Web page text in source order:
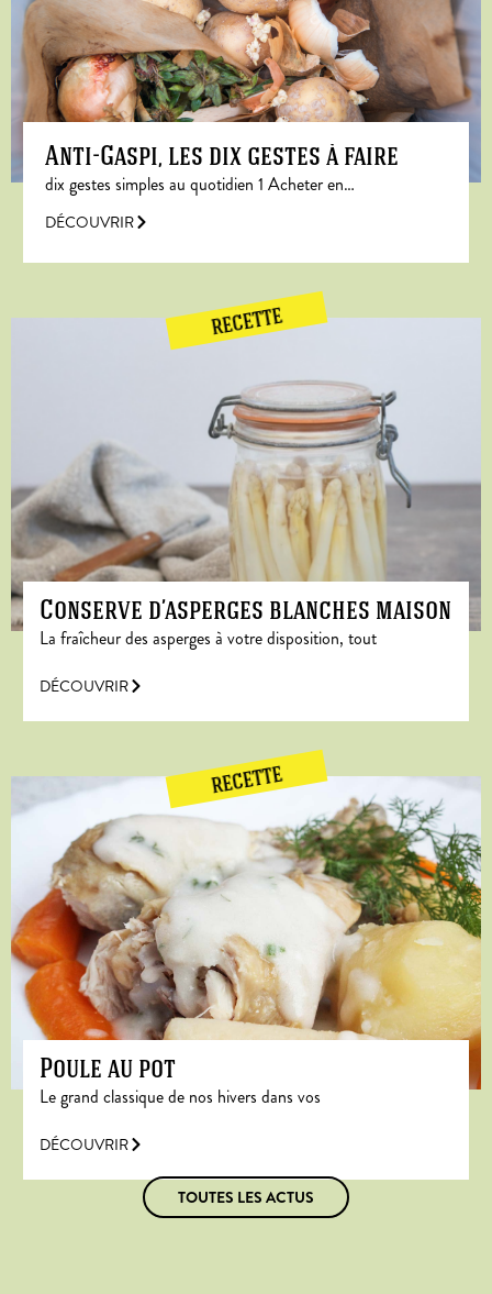
Anti-Gaspi, les dix gestes à faire
dix gestes simples au quotidien 1 Acheter en…
DÉCOUVRIR
RECETTE
Conserve d’asperges blanches maison
La fraîcheur des asperges à votre disposition, tout
DÉCOUVRIR
RECETTE
Poule au pot
Le grand classique de nos hivers dans vos
DÉCOUVRIR
TOUTES LES ACTUS